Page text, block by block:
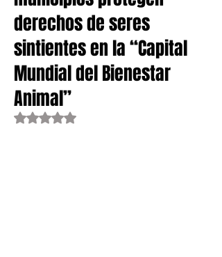
derechos de seres
sintientes en la “Capital
Mundial del Bienestar
Animal”
Obtuvo NaN de 5 estrellas.